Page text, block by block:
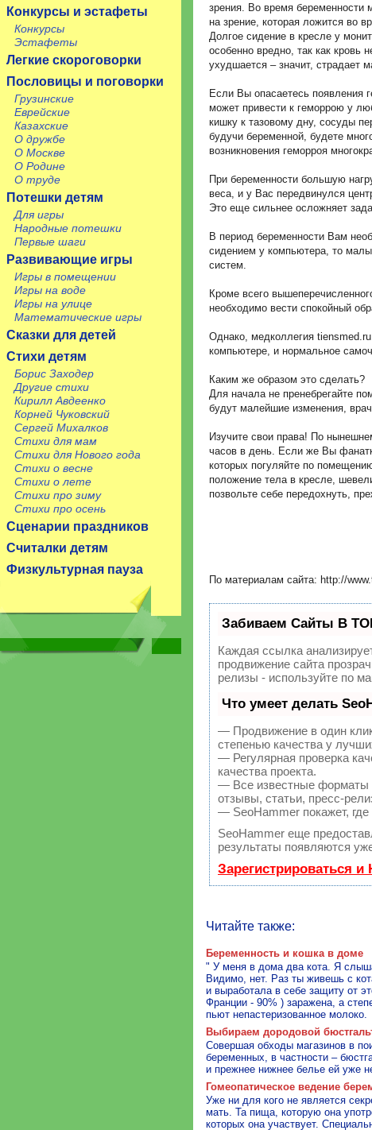
Конкурсы и эстафеты
Конкурсы
Эстафеты
Легкие скороговорки
Пословицы и поговорки
Грузинские
Еврейские
Казахские
О дружбе
О Москве
О Родине
О труде
Потешки детям
Для игры
Народные потешки
Первые шаги
Развивающие игры
Игры в помещении
Игры на воде
Игры на улице
Математические игры
Сказки для детей
Стихи детям
Борис Заходер
Другие стихи
Кирилл Авдеенко
Корней Чуковский
Сергей Михалков
Стихи для мам
Стихи для Нового года
Стихи о весне
Стихи о лете
Стихи про зиму
Стихи про осень
Сценарии праздников
Считалки детям
Физкультурная пауза
зрения. Во время беременности
на зрение, которая ложится во
Долгое сидение в кресле у
особенно вредно, так как
ухудшается – значит, страдает
Если Вы опасаетесь появления
может привести к геморрою у
кишку к тазовому дну, сосуды
будучи беременной, будете
возникновения геморроя
При беременности большую
веса, и у Вас передвинулся
Это еще сильнее осложняет
В период беременности Вам
сидением у компьютера, то
систем.
Кроме всего
необходимо вести спокойный
Однако, медколлегия
компьютере, и нормальное
Каким же образом это сделать?
Для начала не пренебрегайте
будут малейшие изменения,
Изучите свои права! По
часов в день. Если же Вы
которых погуляйте по
положение тела в кресле,
позвольте себе передохнуть,
По материалам сайта: http://
Забиваем Сайты В
Каждая ссылка
продвижение сайта
релизы - используйте по
Что умеет делать
— Продвижение в один
степенью качества у
— Регулярная проверка
качества проекта.
— Все известные форматы
отзывы, статьи, пресс-
— SeoHammer покажет,
SeoHammer еще
результаты появляются
Зарегистрироваться
Читайте также:
Беременность и кошка в доме
" У меня в дома два кота. Я
Видимо, нет. Раз ты живешь с
и выработала в себе защиту от
Франции - 90% ) заражена, а
пьют непастеризованное молоко.
Выбираем дородовой
Совершая обходы магазинов в
беременных, в частности –
и прежнее нижнее белье ей уже
Гомеопатическое ведение
Уже ни для кого не является
мать. Та пища, которую она
которых она участвует.